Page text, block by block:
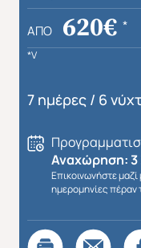
Απευθείας απο
ΑΠΌ 620€ *
*V
7 ημέρες / 6
Αναχώρηση: 3
Επικοινωνήστε
ημερομηνίες